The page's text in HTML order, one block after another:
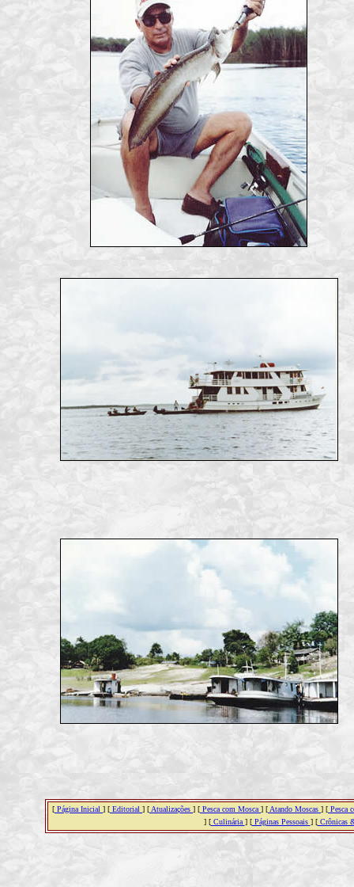
[ Página Inicial ] [ Editorial ] [ Atualizações ] [ Pesca com Mosca ] [ Atando Moscas ] [ Pesca
] [Culinária ] [Páginas Pessoais ] [Crônicas